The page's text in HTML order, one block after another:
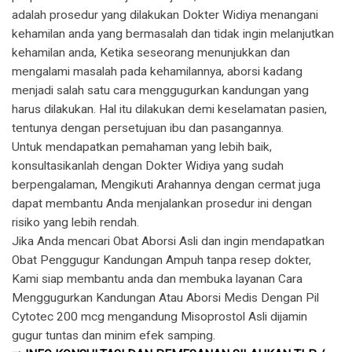
adalah prosedur yang dilakukan Dokter Widiya menangani
kehamilan anda yang bermasalah dan tidak ingin melanjutkan
kehamilan anda, Ketika seseorang menunjukkan dan
mengalami masalah pada kehamilannya, aborsi kadang
menjadi salah satu cara menggugurkan kandungan yang
harus dilakukan. Hal itu dilakukan demi keselamatan pasien,
tentunya dengan persetujuan ibu dan pasangannya.
Untuk mendapatkan pemahaman yang lebih baik,
konsultasikanlah dengan Dokter Widiya yang sudah
berpengalaman, Mengikuti Arahannya dengan cermat juga
dapat membantu Anda menjalankan prosedur ini dengan
risiko yang lebih rendah.
Jika Anda mencari Obat Aborsi Asli dan ingin mendapatkan
Obat Penggugur Kandungan Ampuh tanpa resep dokter,
Kami siap membantu anda dan membuka layanan Cara
Menggugurkan Kandungan Atau Aborsi Medis Dengan Pil
Cytotec 200 mcg mengandung Misoprostol Asli dijamin
gugur tuntas dan minim efek samping.